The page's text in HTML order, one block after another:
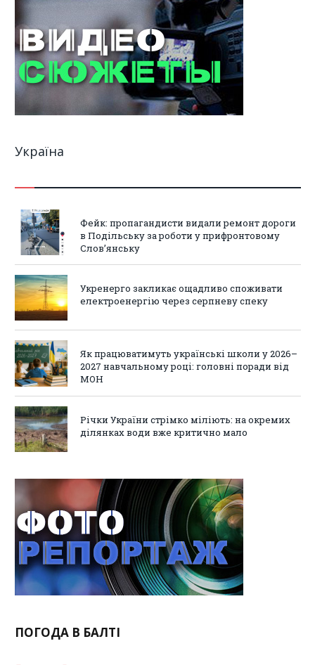
Україна
Фейк: пропагандисти видали ремонт дороги
в Подільську за роботи у прифронтовому
Слов’янську
Укренерго закликає ощадливо споживати
електроенергію через серпневу спеку
Як працюватимуть українські школи у 2026–
2027 навчальному році: головні поради від
МОН
Річки України стрімко міліють: на окремих
ділянках води вже критично мало
ПОГОДА В БАЛТІ